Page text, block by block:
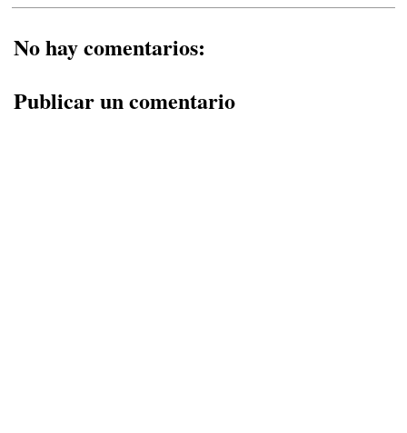
No hay comentarios:
Publicar un comentario